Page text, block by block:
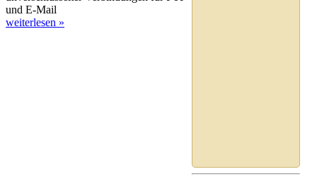
und E-Mail
weiterlesen »